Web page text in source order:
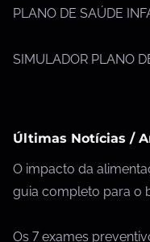
PLANO DE SAÚDE
SIMULADOR PLANO
Últimas Notícias /
O impacto da
guia completo para o
Os 7 exames